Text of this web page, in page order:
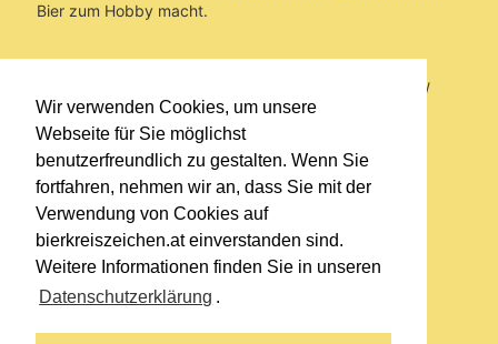
Wir verwenden Cookies, um unsere
Webseite für Sie möglichst
benutzerfreundlich zu gestalten. Wenn Sie
fortfahren, nehmen wir an, dass Sie mit der
Verwendung von Cookies auf
bierkreiszeichen.at einverstanden sind.
Weitere Informationen finden Sie in unseren
Datenschutzerklärung .
Bier zum Hobby macht.
Sie befinden sich auf https://www.bierkreiszeichen.at/
im Pfad:Übers Bier/Brauereien
Erstellt: 2012-05-23
Links
Impressum
Datenschutzerklärung